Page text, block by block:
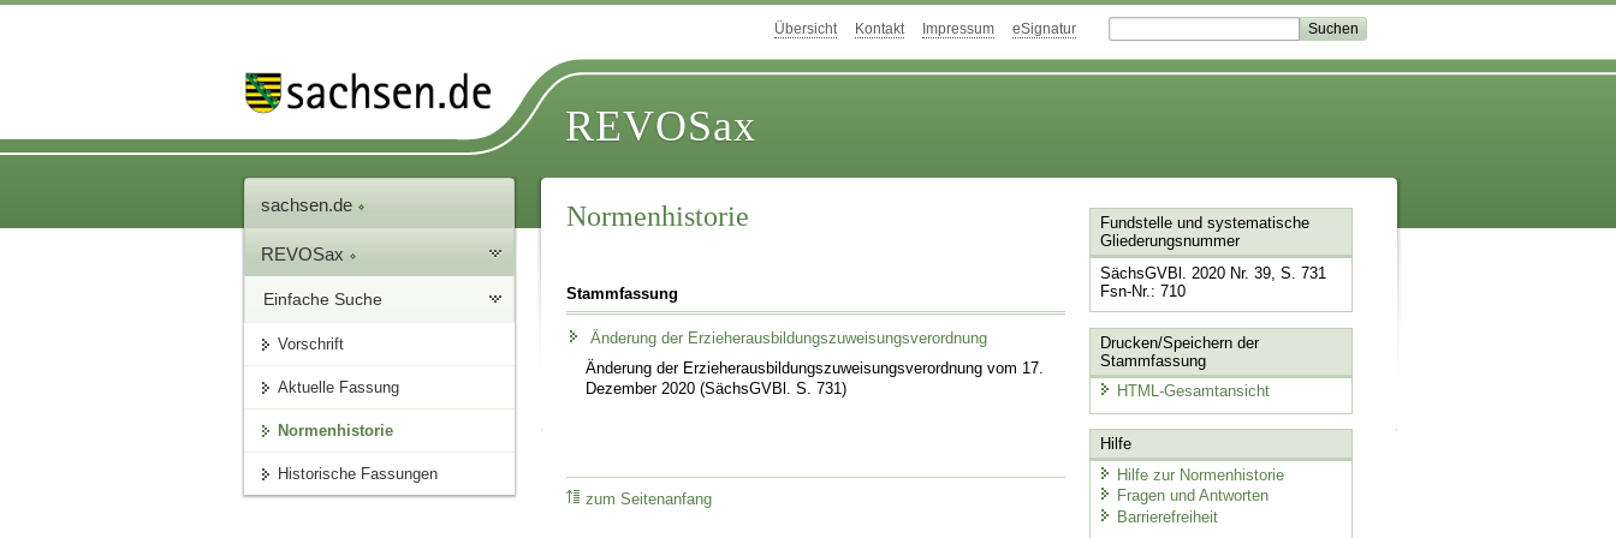
Übersicht Kontakt Impressum eSignatur
REVOSax
sachsen.de
REVOSax
Einfache Suche
Vorschrift
Aktuelle Fassung
Normenhistorie
Historische Fassungen
Normenhistorie
Stammfassung
Änderung der Erzieherausbildungszuweisungsverordnung
Änderung der Erzieherausbildungszuweisungsverordnung vom 17.
Dezember 2020 (SächsGVBl. S. 731)
zum Seitenanfang
Fundstelle und systematische
Gliederungsnummer
SächsGVBl. 2020 Nr. 39, S. 731
Fsn-Nr.: 710
Drucken/Speichern der
Stammfassung
HTML-Gesamtansicht
Hilfe
Hilfe zur Normenhistorie
Fragen und Antworten
Barrierefreiheit